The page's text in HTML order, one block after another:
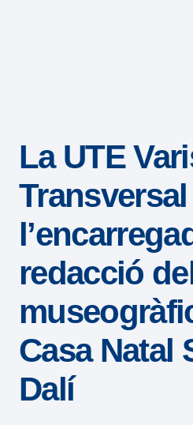
sistema
accesibilidad.
La UTE
redacció
Casa Natal
Dalí